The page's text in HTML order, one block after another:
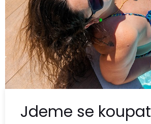
Jdeme se koupat